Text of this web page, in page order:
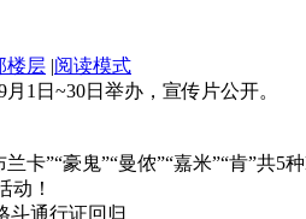
楼层 |阅读模式
1日~30日举办，宣传片公开。
”“豪鬼”“曼侬”“嘉米”“肯”共5
动！
斗通行证回归